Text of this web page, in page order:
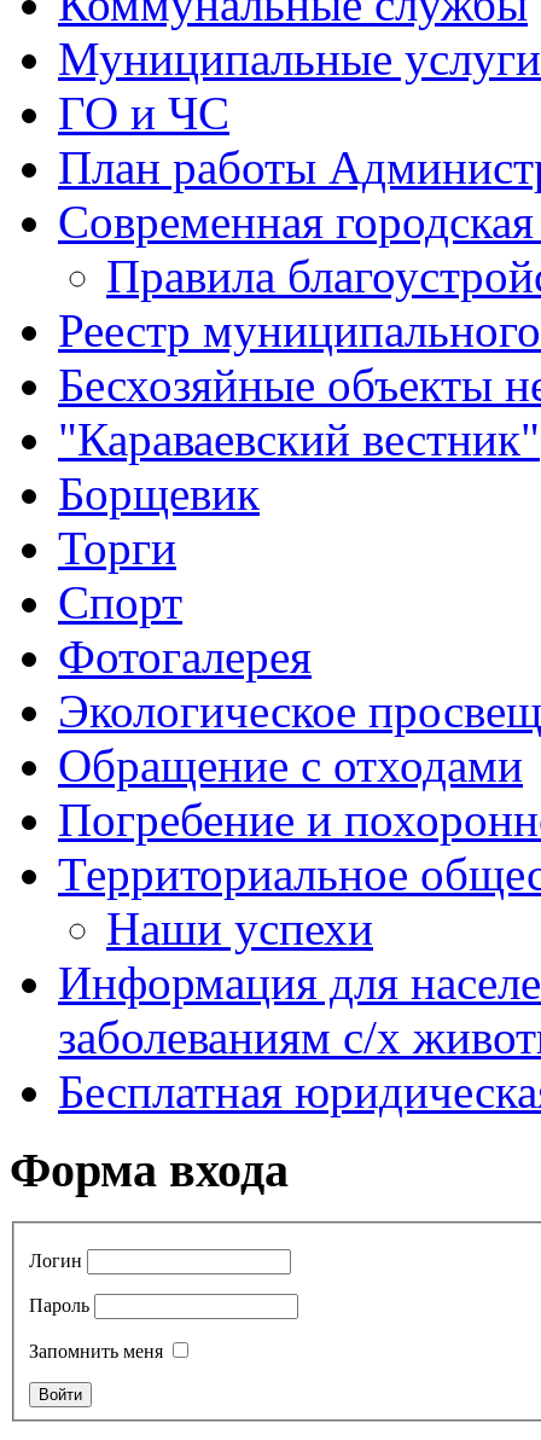
Муниципальные услуги
ГО и ЧС
План работы
Современная городская
Правила
Реестр
Бесхозяйные объекты
"Караваевский вестник"
Борщевик
Торги
Спорт
Фотогалерея
Экологическое
Обращение с отходами
Погребение и
Территориальное
Наши успехи
Информация для
заболеваниям с/х
Бесплатная
Форма входа
Логин
Пароль
Запомнить меня